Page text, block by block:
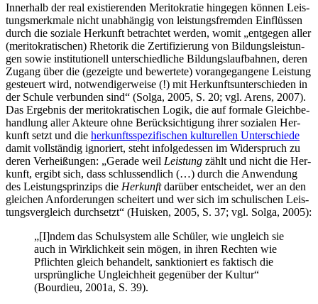
Inner­halb der real exis­tie­ren­den Meri­to­kra­tie hin­ge­gen kön­nen Leis­
tungs­merk­ma­le nicht unab­hän­gig von leis­tungs­frem­den Ein­flüs­sen
durch die sozia­le Her­kunft betrach­tet wer­den, womit „ent­ge­gen aller
(meri­to­kra­ti­schen) Rhe­to­rik die Zer­ti­fi­zie­rung von Bil­dungs­leis­tun­
gen sowie insti­tu­tio­nell unter­schied­li­che Bil­dungs­lauf­bah­nen, deren
Zugang über die (gezeig­te und bewer­te­te) vor­an­ge­gan­ge­ne Leis­tung
gesteu­ert wird, not­wen­di­ger­wei­se (!) mit Her­kunfts­un­ter­schie­den in
der Schu­le ver­bun­den sind“ (Sol­ga, 2005, S. 20; vgl. Are­ns, 2007).
Das Ergeb­nis der meri­to­kra­ti­schen Logik, die auf for­ma­le Gleich­be­
hand­lung aller Akteu­re ohne Berück­sich­ti­gung ihrer sozia­len Her­
kunft setzt und die her­kunfts­spe­zi­fi­schen kul­tu­rel­len Unter­schie­de
damit voll­stän­dig igno­riert, steht infol­ge­des­sen im Wider­spruch zu
deren Ver­hei­ßun­gen: „Gera­de weil Leis­tung zählt und nicht die Her­
kunft, ergibt sich, dass schluss­end­lich (…) durch die Anwen­dung
des Leis­tungs­prin­zips die Her­kunftdar­über ent­schei­det, wer an den
glei­chen Anfor­de­run­gen schei­tert und wer sich im schu­li­schen Leis­
tungs­ver­gleich durch­setzt“ (Huis­ken, 2005, S. 37; vgl. Sol­ga, 2005):
„[I]ndem das Schul­sys­tem alle Schü­ler, wie ungleich sie
auch in Wirk­lich­keit sein mögen, in ihren Rech­ten wie
Pflich­ten gleich behan­delt, sank­tio­niert es fak­tisch die
ursprüng­li­che Ungleich­heit gegen­über der Kul­tur“
(Bour­dieu, 2001a, S. 39).